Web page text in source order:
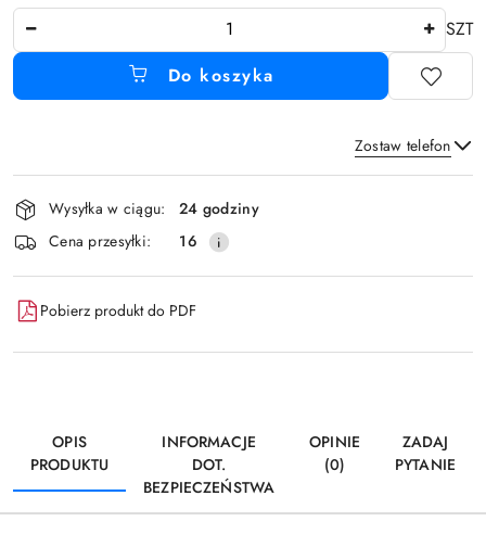
SZT
Do koszyka
Zostaw telefon
Wyślij
Dostępność
i
dostawa
Wysyłka w ciągu:
24 godziny
Cena przesyłki:
16
Pobierz produkt do PDF
OPIS
PRODUKTU
INFORMACJE
DOT.
BEZPIECZEŃSTWA
OPINIE
(0)
ZADAJ
PYTANIE